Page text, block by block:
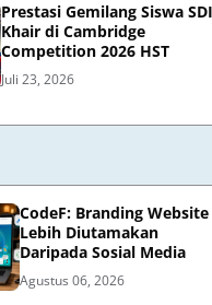
Prestasi Gemilang Siswa
Khair di Cambridge
Competition 2026 HST
Juli 23, 2026
CodeF: Branding Website
Lebih Diutamakan
Daripada Sosial Media
Agustus 06, 2026